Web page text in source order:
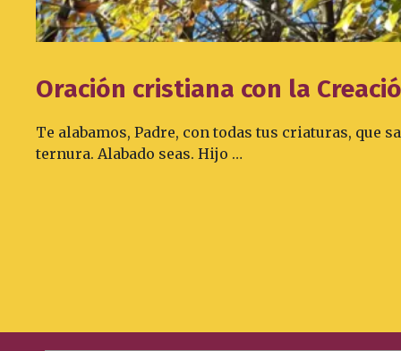
Oración cristiana con la
Te alabamos, Padre, con todas tus criaturas, que
ternura. Alabado seas. Hijo …